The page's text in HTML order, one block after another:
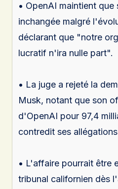
• OpenAI maintient que
inchangée malgré
déclarant que "notre
lucratif n'ira nulle part".
• La juge a rejeté la
Musk, notant que son
d'OpenAI pour 97,4
contredit ses
• L'affaire pourrait être
tribunal californien dès